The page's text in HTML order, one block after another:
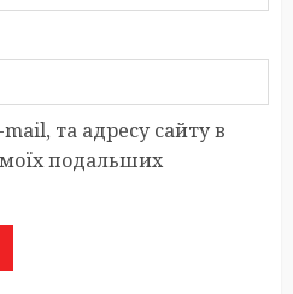
та адресу сайту в
подальших